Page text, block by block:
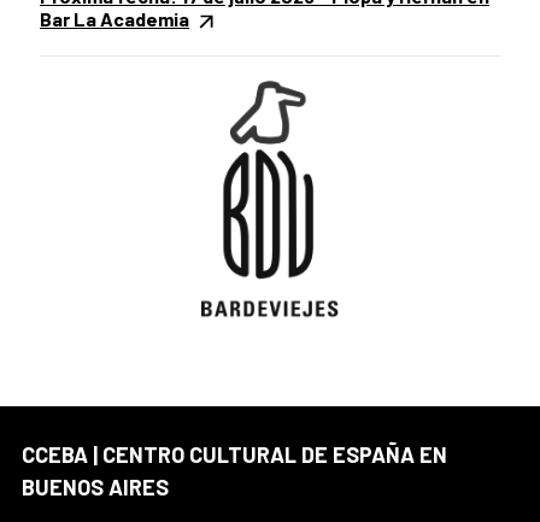
Bar La Academia
CCEBA | CENTRO CULTURAL DE ESPAÑA EN
BUENOS AIRES